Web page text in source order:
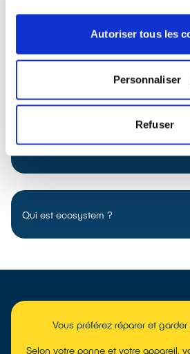
Autoriser tous les
Personnaliser
Refuser
Vos questions sur les
Qu’est-ce qu’une collecte solidaire de
Qui est ecosystem ?
Vous préférez réparer et
Selon votre panne et votre appareil,